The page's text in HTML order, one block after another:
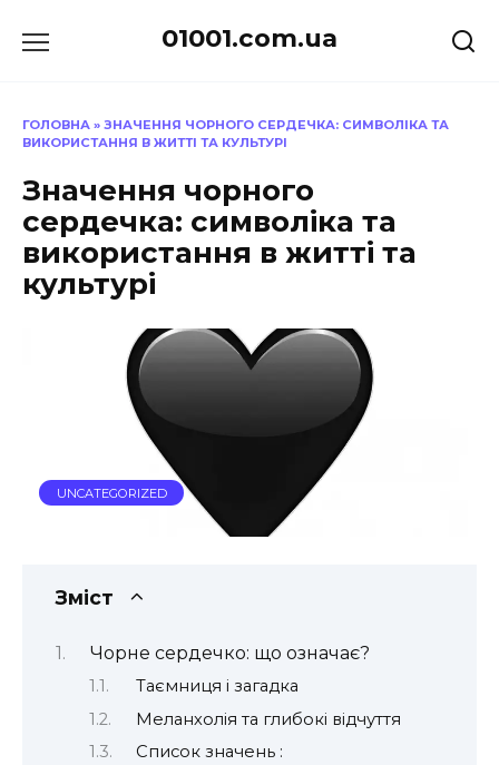
до
01001.com.ua
ГОЛОВНА » ЗНАЧЕННЯ ЧОРНОГО СЕРДЕЧКА: СИМВОЛІКА ТА
ВИКОРИСТАННЯ В ЖИТТІ ТА КУЛЬТУРІ
Значення чорного
сердечка: символіка та
використання в житті та
культурі
UNCATEGORIZED
Зміст
Чорне сердечко: що означає?
Таємниця і загадка
Меланхолія та глибокі відчуття
Список значень :